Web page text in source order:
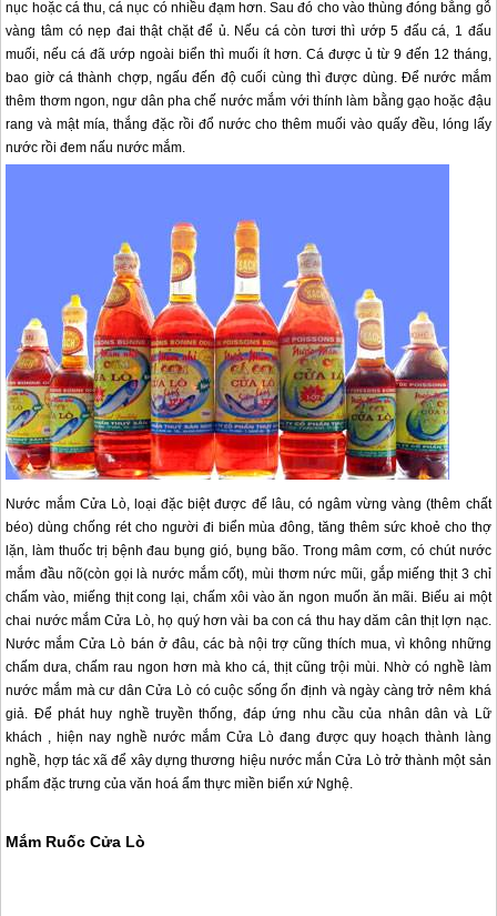
nục hoặc cá thu, cá nục có nhiều đạm hơn. Sau đó cho vào thùng đóng bằng gỗ
vàng tâm có nẹp đai thật chặt để ủ. Nếu cá còn tươi thì ướp 5 đấu cá, 1 đấu
muối, nếu cá đã ướp ngoài biển thì muối ít hơn. Cá được ủ từ 9 đến 12 tháng,
bao giờ cá thành chợp, ngấu đến độ cuối cùng thì được dùng. Để nước mắm
thêm thơm ngon, ngư dân pha chế nước mắm với thính làm bằng gạo hoặc đậu
rang và mật mía, thắng đặc rồi đổ nước cho thêm muối vào quấy đều, lóng lấy
nước rồi đem nấu nước mắm.
Nước mắm Cửa Lò, loại đặc biệt được để lâu, có ngâm vừng vàng (thêm chất
béo) dùng chống rét cho người đi biển mùa đông, tăng thêm sức khoẻ cho thợ
lặn, làm thuốc trị bệnh đau bụng gió, bụng bão. Trong mâm cơm, có chút nước
mắm đầu nõ(còn gọi là nước mắm cốt), mùi thơm nức mũi, gắp miếng thịt 3 chỉ
chấm vào, miếng thịt cong lại, chấm xôi vào ăn ngon muốn ăn mãi. Biếu ai một
chai nước mắmCửa Lò, họ quý hơn vài ba con cá thu hay dăm cân thịt lợn nạc.
Nước mắmCửa Lò bán ở đâu, các bà nội trợ cũng thích mua, vì không những
chấm dưa, chấm rau ngon hơn mà kho cá, thịt cũng trội mùi. Nhờ có nghề làm
nước mắm mà cư dânCửa Lò có cuộc sống ổn định và ngày càng trở nêm khá
giả. Để phát huy nghề truyền thống, đáp ứng nhu cầu của nhân dân và Lữ
khách , hiện nay nghề nước mắm Cửa Lòđang được quy hoạch thành làng
nghề, hợp tác xã để xây dựng thương hiệu nước mắnCửa Lòtrở thành một sản
phẩm đặc trưng của văn hoá ẩm thực miền biển xứ Nghệ.
Mắm Ruốc Cửa Lò